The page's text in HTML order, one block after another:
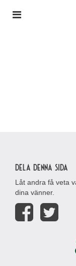
Dela denna sida
Låt andra få veta
dina vänner.